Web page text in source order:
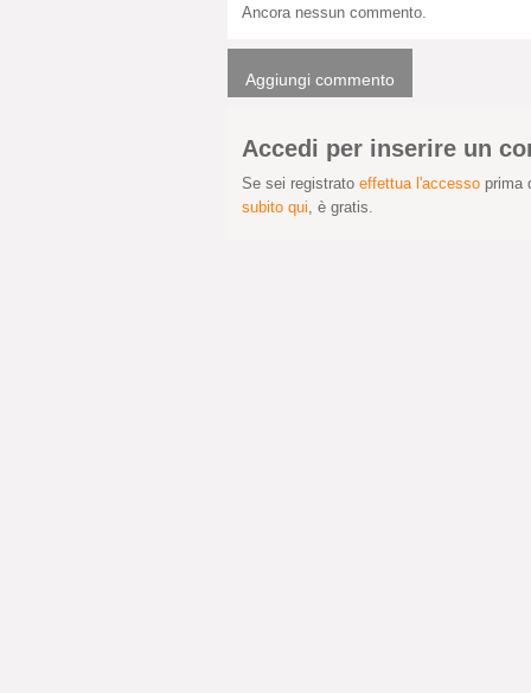
Ancora nessun commento.
Aggiungi commento
Accedi per inserire un
Se sei registrato effettua l'accesso prima
subito qui , è gratis.